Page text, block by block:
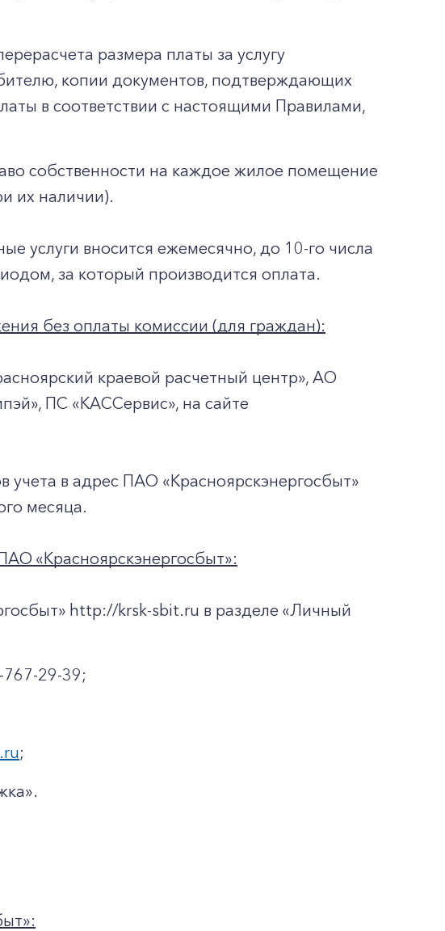
размера платы за услугу
копии документов, подтверждающих
в соответствии с настоящими Правилами,
собственности на каждое жилое помещение
их наличии).
услуги вносится ежемесячно, до 10-го числа
за который производится оплата.
без оплаты комиссии (для граждан):
краевой расчетный центр», АО
ПС «КАССервис», на сайте
в адрес ПАО «Красноярскэнергосбыт»
месяца.
«Красноярскэнергосбыт»:
http://krsk-sbit.ru в разделе «Личный
29-39;
;